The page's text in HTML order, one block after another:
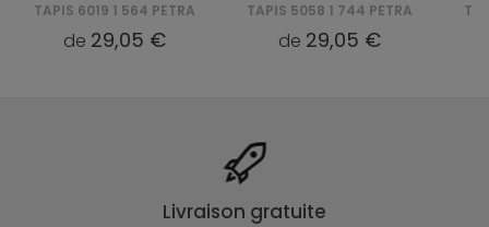
TAPIS 6019 1 564 PETRA
de 29,05 €
TAPIS 5058 1 744 PETRA
de 29,05 €
Livraison gratuite